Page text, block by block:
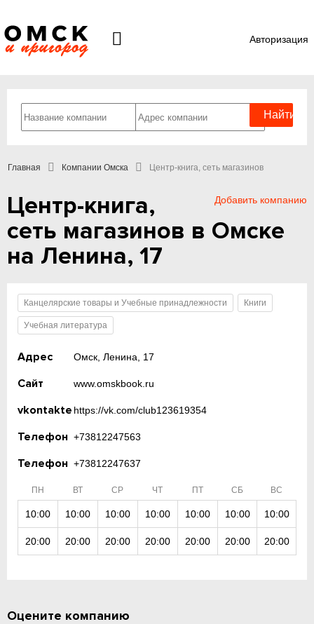
Авторизация
Главная Компании Омска Центр-книга, сеть магазинов
Добавить компанию
Центр-книга,
сеть магазинов в Омске
на Ленина, 17
Канцелярские товары и Учебные принадлежности Книги
Учебная литература
Адрес Омск, Ленина, 17
Сайт www.omskbook.ru
vkontakte https://vk.com/club123619354
Телефон +73812247563
Телефон +73812247637
ПН ВТ СР ЧТ ПТ СБ ВС
10:00 10:00 10:00 10:00 10:00 10:00 10:00
20:00 20:00 20:00 20:00 20:00 20:00 20:00
Оцените компанию